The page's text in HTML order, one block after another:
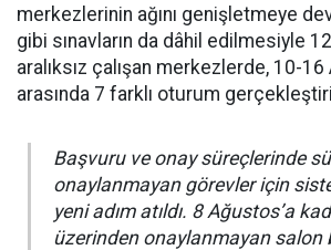
merkezlerinin ağını genişletmeye
gibi sınavların da dâhil edilmesiyle
aralıksız çalışan merkezlerde, 10-
arasında 7 farklı oturum
Başvuru ve onay süreçlerinde
onaylanmayan görevler için
yeni adım atıldı. 8 Ağustos’a
üzerinden onaylanmayan salon